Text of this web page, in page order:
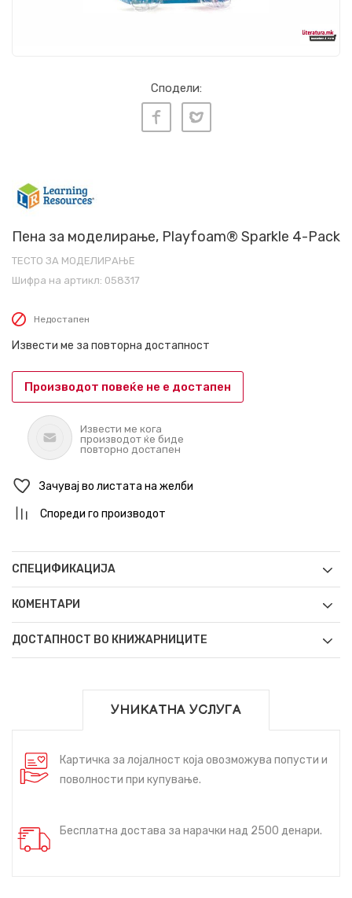
Сподели:
Пена за моделирање, Playfoam® Sparkle 4-Pack
ТЕСТО ЗА МОДЕЛИРАЊЕ
Шифра на артикл: 058317
Недостапен
Извести ме за повторна достапност
Производот повеќе не е достапен
Извести ме кога
производот ќе биде
повторно достапен
Зачувај во листата на желби
Спореди го производот
СПЕЦИФИКАЦИЈА
КОМЕНТАРИ
ДОСТАПНОСТ ВО КНИЖАРНИЦИТЕ
УНИКАТНА УСЛУГА
Картичка за лојалност која овозможува попусти и
поволности при купување.
Бесплатна достава за нарачки над 2500 денари.